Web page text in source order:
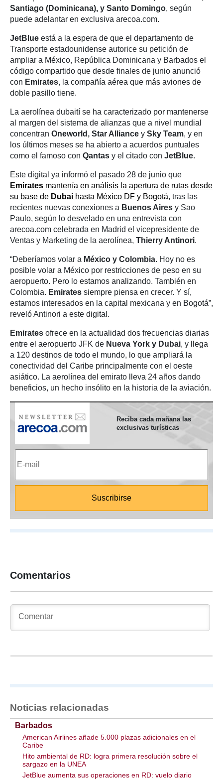
Santiago (Dominicana), y Santo Domingo, según
puede adelantar en exclusiva arecoa.com.
JetBlue está a la espera de que el departamento de
Transporte estadounidense autorice su petición de
ampliar a México, República Dominicana y Barbados el
código compartido que desde finales de junio anunció
con Emirates, la compañía aérea que más aviones de
doble pasillo tiene.
La aerolínea dubaití se ha caracterizado por mantenerse
al margen del sistema de alianzas que a nivel mundial
concentran Oneworld, Star Alliance y Sky Team, y en
los últimos meses se ha abierto a acuerdos puntuales
como el famoso con Qantas y el citado con JetBlue.
Este digital ya informó el pasado 28 de junio que
Emirates mantenía en análisis la apertura de rutas desde
su base de Dubai hasta México DF y Bogotá, tras las
recientes nuevas conexiones a Buenos Aires y Sao
Paulo, según lo desvelado en una entrevista con
arecoa.com celebrada en Madrid el vicepresidente de
Ventas y Marketing de la aerolínea, Thierry Antinori.
“Deberíamos volar a México y Colombia. Hoy no es
posible volar a México por restricciones de peso en su
aeropuerto. Pero lo estamos analizando. También en
Colombia. Emirates siempre piensa en crecer. Y sí,
estamos interesados en la capital mexicana y en Bogotá”,
reveló Antinori a este digital.
Emirates ofrece en la actualidad dos frecuencias diarias
entre el aeropuerto JFK de Nueva York y Dubai, y llega
a 120 destinos de todo el mundo, lo que ampliará la
conectividad del Caribe principalmente con el oeste
asiático. La aerolínea del emirato lleva 24 años dando
beneficios, un hecho insólito en la historia de la aviación.
Reciba cada mañana las
exclusivas turísticas
Comentarios
Noticias relacionadas
Barbados
American Airlines añade 5.000 plazas adicionales en el
Caribe
Hito ambiental de RD: logra primera resolución sobre el
sargazo en la UNEA
JetBlue aumenta sus operaciones en RD: vuelo diario